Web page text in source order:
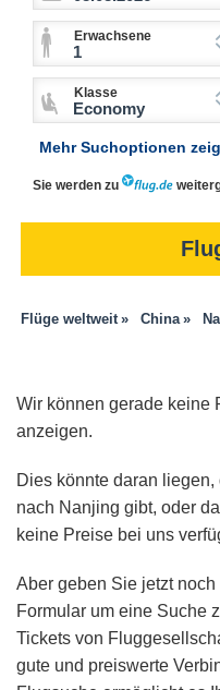
Erwachsene
1
Klasse
Economy
Mehr Suchoptionen
Sie werden zu
Flüge weltweit China
Wir können gerade keine
anzeigen.
Dies könnte daran
nach Nanjing gibt, oder
keine Preise bei uns
Aber geben Sie jetzt
Formular um eine Suche
Tickets von
gute und preiswerte